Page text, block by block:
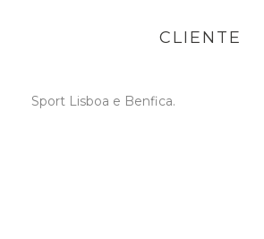
CLIENTE
Sport Lisboa e Benfica.